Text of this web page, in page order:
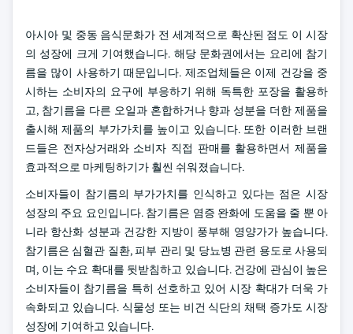
아시아 및 중동 음식문화가 전 세계적으로 확산된 점도 이 시장
의 성장에 크게 기여했습니다. 해당 문화권에서는 요리에 참기
름을 많이 사용하기 때문입니다. 제조업체들은 이제 건강을 중
시하는 소비자의 요구에 부응하기 위해 독특한 포장을 활용하
고, 참기름을 다른 오일과 혼합하거나 향과 성분을 더한 제품을
출시해 제품의 부가가치를 높이고 있습니다. 또한 이러한 브랜
드들은 전자상거래와 소비자 직접 판매를 활용하면서 제품을
효과적으로 마케팅하기가 훨씬 쉬워졌습니다.
소비자들이 참기름의 부가가치를 인식하고 있다는 점은 시장
성장의 주요 요인입니다. 참기름은 염증 완화에 도움을 줄 뿐 아
니라 항산화 성분과 건강한 지방이 풍부해 영양가가 높습니다.
참기름은 심혈관 질환, 피부 관리 및 당뇨병 관련 용도로 사용되
며, 이는 수요 확대를 뒷받침하고 있습니다. 건강에 관심이 높은
소비자들이 참기름을 특히 선호하고 있어 시장 확대가 더욱 가
속화되고 있습니다. 식물성 또는 비건 식단의 채택 증가도 시장
성장에 기여하고 있습니다.